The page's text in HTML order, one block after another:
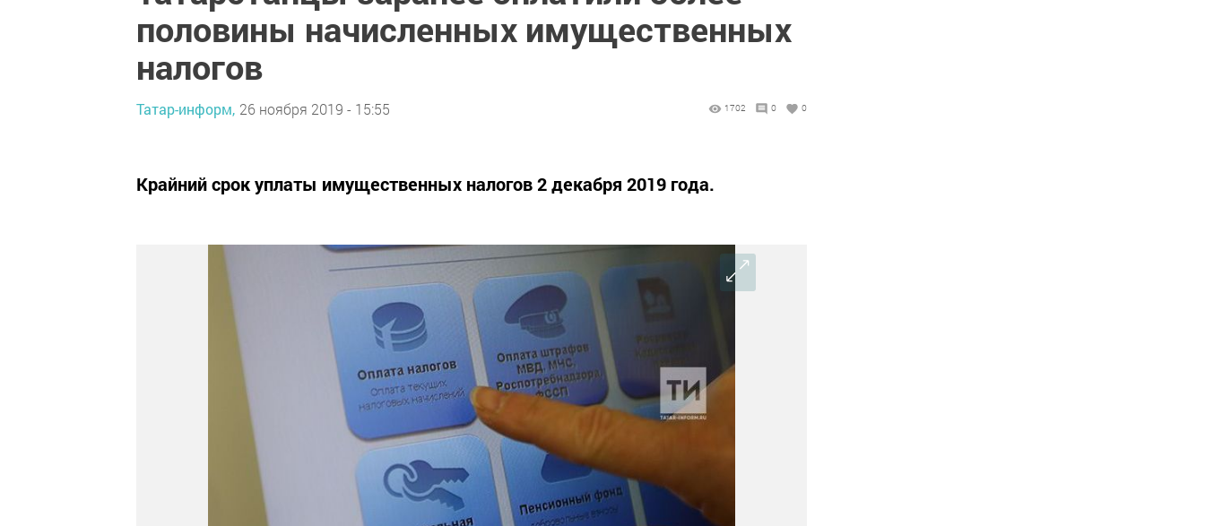
половины начисленных имущественных
налогов
Татар-информ, 26 ноября 2019 - 15:55 1702 0 0
Крайний срок уплаты имущественных налогов 2 декабря 2019 года.